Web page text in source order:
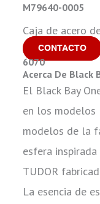
M79640-0005
Caja de acero
CONTACTO
6070
Acerca De Black
El Black Bay
en los modelos
modelos de la
esfera
TUDOR
La esencia de